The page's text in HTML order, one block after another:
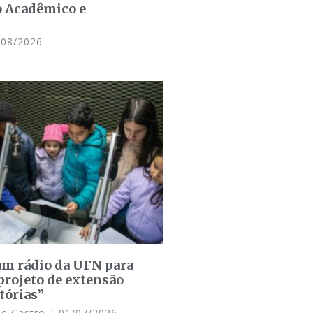
e
2026
rádio da UFN para
de extensão